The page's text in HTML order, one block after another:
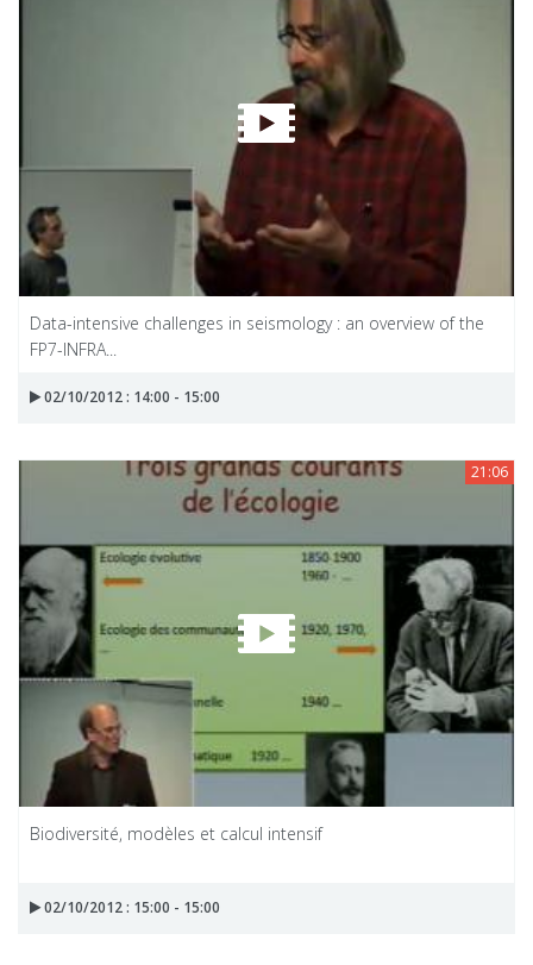
Data-intensive challenges in seismology : an overview of the
FP7-INFRA...
02/10/2012 : 14:00 - 15:00
21:06
Biodiversité, modèles et calcul intensif
02/10/2012 : 15:00 - 15:00